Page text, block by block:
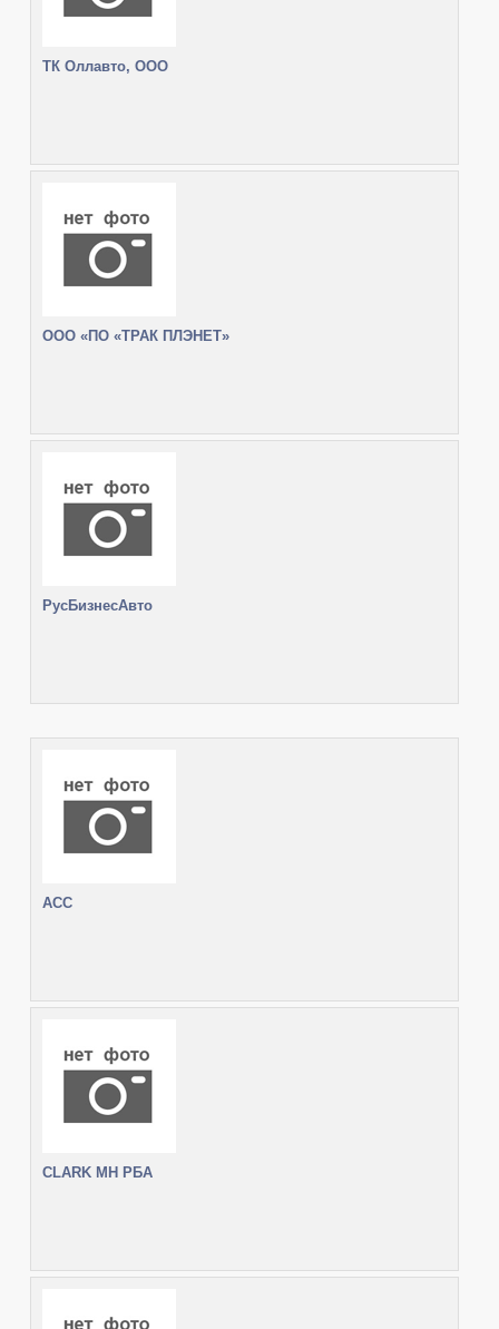
ТК Оллавто, ООО
ООО «ПО «ТРАК ПЛЭНЕТ»
РусБизнесАвто
АСС
CLARK MH РБА